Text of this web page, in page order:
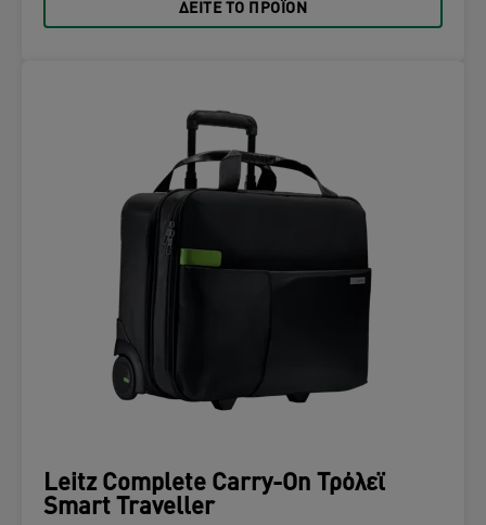
ΔΕΊΤΕ ΤΟ ΠΡΟΪΌΝ
Leitz Complete Carry-On Τρόλεϊ
Smart Traveller